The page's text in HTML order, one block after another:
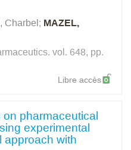
Charbel ; MAZEL,
vol. 648, pp.
Libre accès
pharmaceutical
experimental
approach with